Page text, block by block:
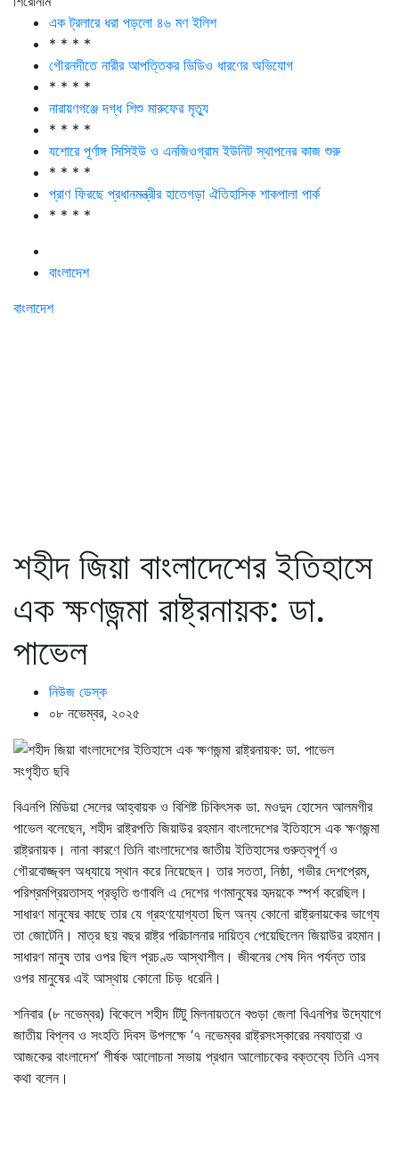
এক ট্রলারে ধরা পড়লো ৪৬ মণ ইলিশ
* * * *
গৌরনদীতে নারীর আপত্তিকর ভিডিও ধারণের অভিযোগ
* * * *
নারায়ণগঞ্জে দগ্ধ শিশু মারুফের মৃত্যু
* * * *
যশোরে পূর্ণাঙ্গ সিসিইউ ও এনজিওগ্রাম ইউনিট স্থাপনের কাজ শুরু
* * * *
প্রাণ ফিরছে প্রধানমন্ত্রীর হাতেগড়া ঐতিহাসিক শাকপালা পার্ক
* * * *
বাংলাদেশ
বাংলাদেশ
শহীদ জিয়া বাংলাদেশের ইতিহাসে
এক ক্ষণজন্মা রাষ্ট্রনায়ক: ডা.
পাভেল
নিউজ ডেস্ক
০৮ নভেম্বর, ২০২৫
সংগৃহীত ছবি
বিএনপি মিডিয়া সেলের আহ্বায়ক ও বিশিষ্ট চিকিৎসক ডা. মওদুদ হোসেন আলমগীর
পাভেল বলেছেন, শহীদ রাষ্ট্রপতি জিয়াউর রহমান বাংলাদেশের ইতিহাসে এক ক্ষণজন্মা
রাষ্ট্রনায়ক। নানা কারণে তিনি বাংলাদেশের জাতীয় ইতিহাসের গুরুত্বপূর্ণ ও
গৌরবোজ্জ্বল অধ্যায়ে স্থান করে নিয়েছেন। তার সততা, নিষ্ঠা, গভীর দেশপ্রেম,
পরিশ্রমপ্রিয়তাসহ প্রভৃতি গুণাবলি এ দেশের গণমানুষের হৃদয়কে স্পর্শ করেছিল।
সাধারণ মানুষের কাছে তার যে গ্রহণযোগ্যতা ছিল অন্য কোনো রাষ্ট্রনায়কের ভাগ্যে
তা জোটেনি। মাত্র ছয় বছর রাষ্ট্র পরিচালনার দায়িত্ব পেয়েছিলেন জিয়াউর রহমান।
সাধারণ মানুষ তার ওপর ছিল প্রচণ্ড আস্থাশীল। জীবনের শেষ দিন পর্যন্ত তার
ওপর মানুষের এই আস্থায় কোনো চিড় ধরেনি।
শনিবার (৮ নভেম্বর) বিকেলে শহীদ টিটু মিলনায়তনে বগুড়া জেলা বিএনপির উদ্যোগে
জাতীয় বিপ্লব ও সংহতি দিবস উপলক্ষে ‘৭ নভেম্বর রাষ্ট্রসংস্কারের নবযাত্রা ও
আজকের বাংলাদেশ’ শীর্ষক আলোচনা সভায় প্রধান আলোচকের বক্তব্যে তিনি এসব
কথা বলেন।